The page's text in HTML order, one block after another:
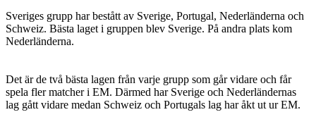
Sveriges grupp har bestått av Sverige, Portugal, Nederländerna och
Schweiz. Bästa laget i gruppen blev Sverige. På andra plats kom
Nederländerna.
Det är de två bästa lagen från varje grupp som går vidare och får
spela fler matcher i EM. Därmed har Sverige och Nederländernas
lag gått vidare medan Schweiz och Portugals lag har åkt ut ur EM.